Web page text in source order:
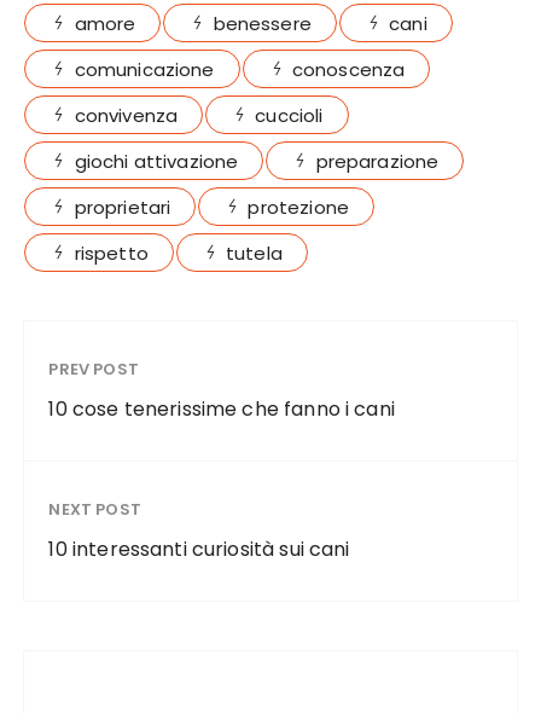
c
e
b
o
o
k
it
te
r
te
re
st
ai
l
a
re
amore benessere
cani
comunicazione
conoscenza
convivenza
cuccioli
giochi attivazione
preparazione
proprietari
protezione
rispetto
tutela
PREV POST
10 cose tenerissime che fanno i cani
NEXT POST
10 interessanti curiosità sui cani